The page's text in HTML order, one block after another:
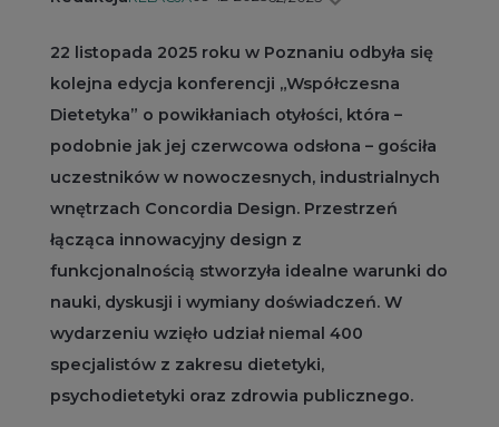
22 listopada 2025 roku w Poznaniu odbyła się
kolejna edycja konferencji „Współczesna
Dietetyka” o powikłaniach otyłości, która –
podobnie jak jej czerwcowa odsłona – gościła
uczestników w nowoczesnych, industrialnych
wnętrzach Concordia Design. Przestrzeń
łącząca innowacyjny design z
funkcjonalnością stworzyła idealne warunki do
nauki, dyskusji i wymiany doświadczeń. W
wydarzeniu wzięło udział niemal 400
specjalistów z zakresu dietetyki,
psychodietetyki oraz zdrowia publicznego.